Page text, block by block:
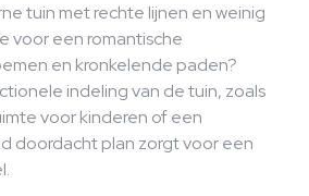
tuin met rechte lijnen en weinig
voor een romantische
en kronkelende paden?
indeling van de tuin, zoals
voor kinderen of een
doordacht plan zorgt voor een